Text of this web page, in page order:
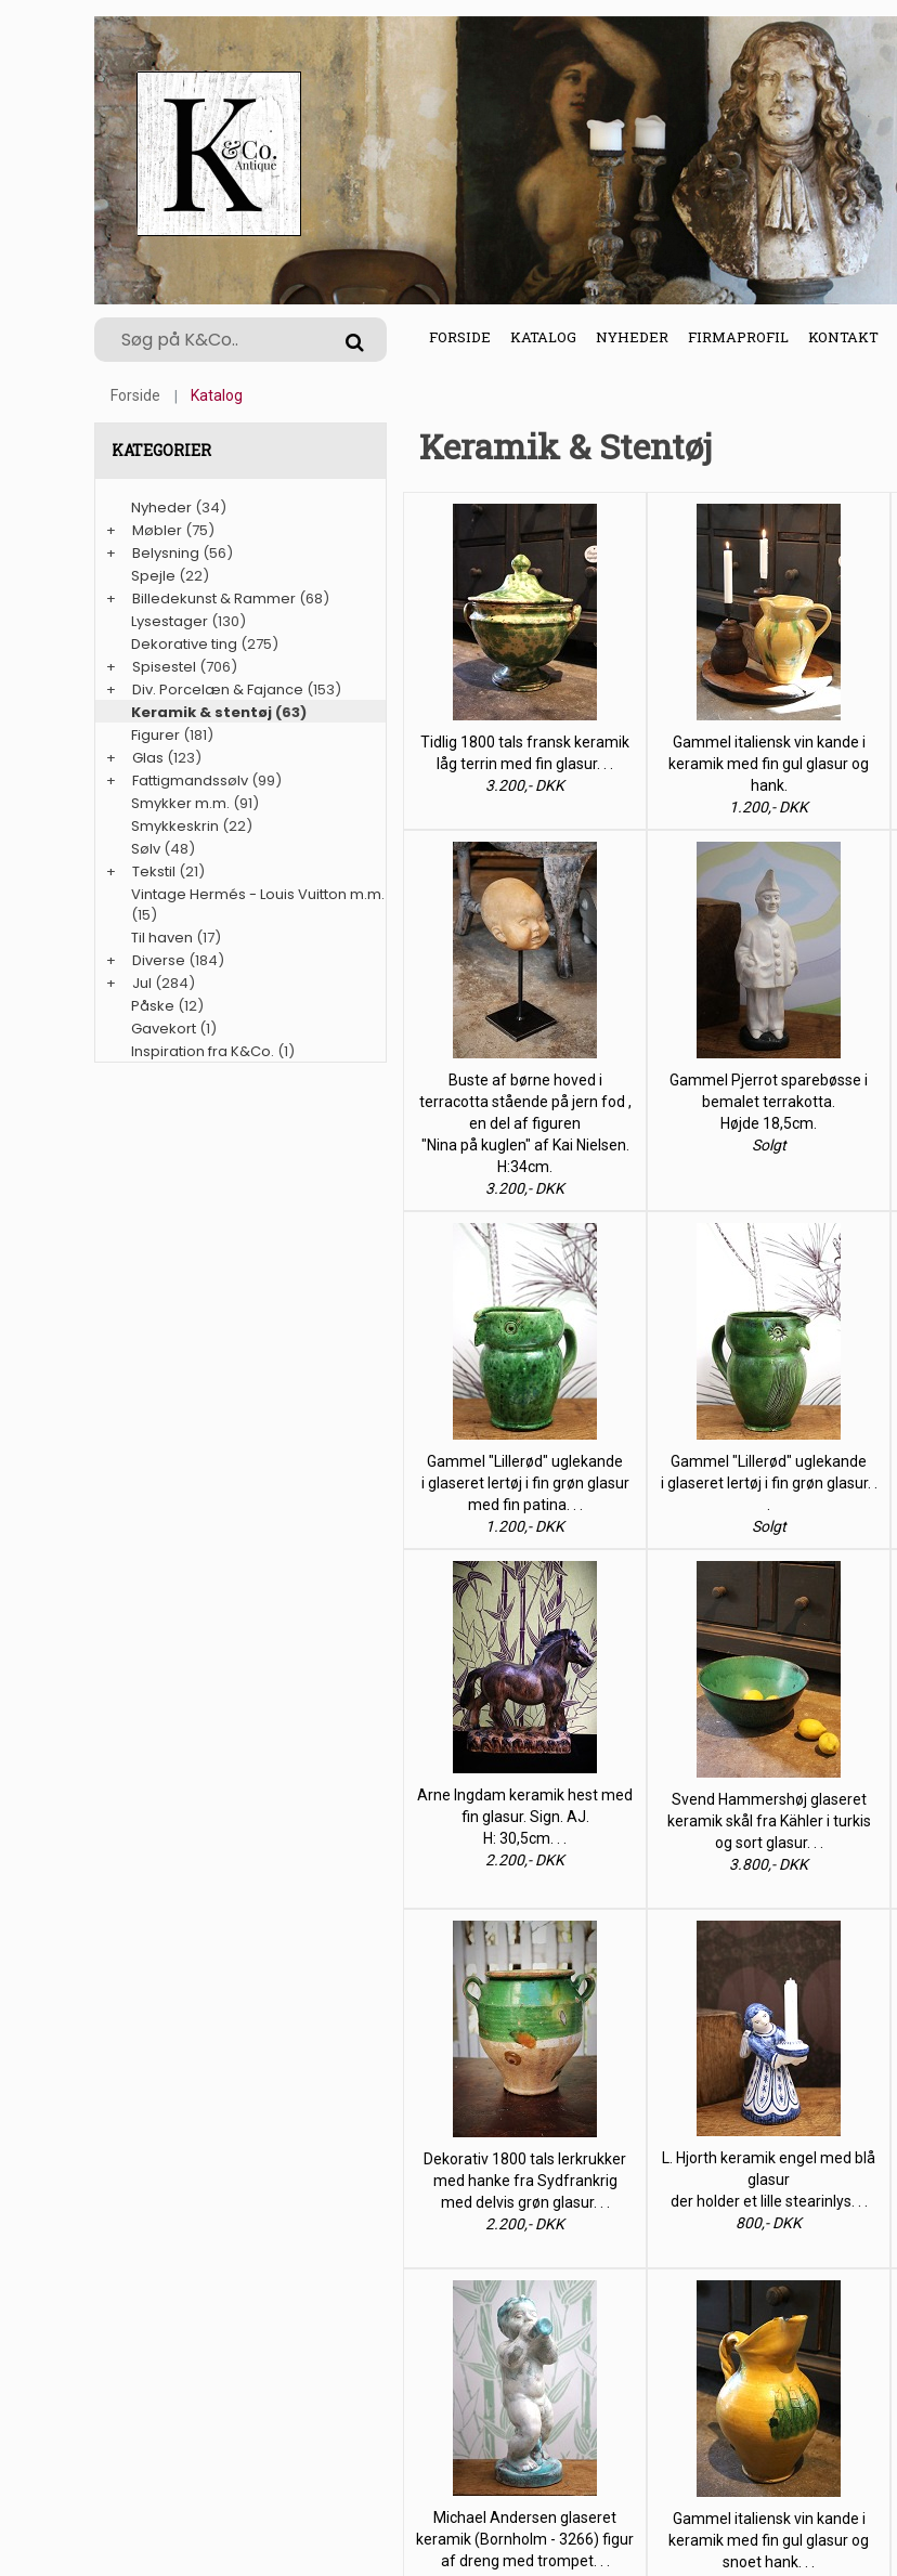
FORSIDE KATALOG NYHEDER FIRMAPROFIL KONTAKT
Forside Katalog
Keramik & Stentøj
Tidlig 1800 tals fransk keramik
låg terrin med fin glasur. . .
3.200,- DKK
Gammel italiensk vin kande i
keramik med fin gul glasur og
hank.
1.200,- DKK
Buste af børne hoved i
terracotta stående på jern fod ,
en del af figuren
"Nina på kuglen" af Kai Nielsen.
H:34cm.
3.200,- DKK
Gammel Pjerrot sparebøsse i
bemalet terrakotta.
Højde 18,5cm.
Solgt
Gammel "Lillerød" uglekande
i glaseret lertøj i fin grøn glasur
med fin patina. . .
1.200,- DKK
Gammel "Lillerød" uglekande
i glaseret lertøj i fin grøn glasur. .
Solgt
Arne Ingdam keramik hest med
fin glasur. Sign. AJ.
H: 30,5cm. . .
2.200,- DKK
Svend Hammershøj glaseret
keramik skål fra Kähler i turkis
og sort glasur. . .
3.800,- DKK
Dekorativ 1800 tals lerkrukker
med hanke fra Sydfrankrig
med delvis grøn glasur. . .
2.200,- DKK
L. Hjorth keramik engel med blå
glasur
der holder et lille stearinlys. . .
800,- DKK
Michael Andersen glaseret
keramik (Bornholm - 3266) figur
af dreng med trompet. . .
Gammel italiensk vin kande i
keramik med fin gul glasur og
snoet hank. . .
KATEGORIER
Nyheder (34)
+
Møbler (75)
+
Belysning (56)
Spejle (22)
+
Billedekunst & Rammer (68)
Lysestager (130)
Dekorative ting (275)
+
Spisestel (706)
+
Div. Porcelæn & Fajance (153)
Keramik & stentøj (63)
Figurer (181)
+
Glas (123)
+
Fattigmandssølv (99)
Smykker m.m. (91)
Smykkeskrin (22)
Sølv (48)
+
Tekstil (21)
Vintage Hermés - Louis Vuitton m.m.
(15)
Til haven (17)
+
Diverse (184)
+
Jul (284)
Påske (12)
Gavekort (1)
Inspiration fra K&Co. (1)